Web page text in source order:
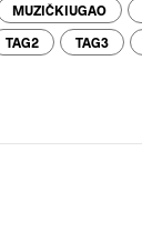
MUZIČKIUGAO
TAG2 TAG3